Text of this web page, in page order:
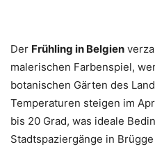
Der Frühling in Belgien
malerischen Farbenspiel,
botanischen Gärten des
Temperaturen steigen im
bis 20 Grad, was ideale
Stadtspaziergänge in